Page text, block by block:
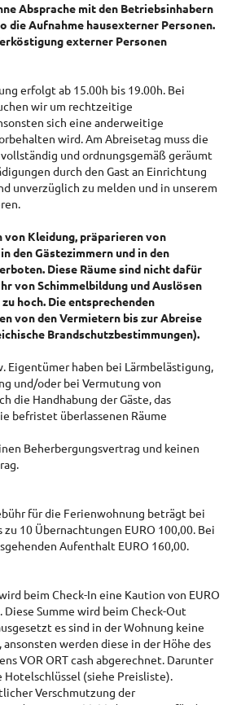
Absprache mit den Betriebsinhabern
die Aufnahme hausexterner Personen.
externer Personen
erfolgt ab 15.00h bis 19.00h. Bei
wir um rechtzeitige
sich eine anderweitige
wird. Am Abreisetag muss die
und ordnungsgemäß geräumt
durch den Gast an Einrichtung
unverzüglich zu melden und in unserem
von Kleidung, präparieren von
den Gästezimmern und in den
Diese Räume sind nicht dafür
von Schimmelbildung und Auslösen
hoch. Die entsprechenden
von den Vermietern bis zur Abreise
Brandschutzbestimmungen).
Eigentümer haben bei Lärmbelästigung,
und/oder bei Vermutung von
die Handhabung der Gäste, das
befristet überlassenen Räume
Beherbergungsvertrag und keinen
für die Ferienwohnung beträgt bei
10 Übernachtungen EURO 100,00. Bei
Aufenthalt EURO 160,00.
beim Check-In eine Kaution von EURO
Diese Summe wird beim Check-Out
es sind in der Wohnung keine
werden diese in der Höhe des
VOR ORT cash abgerechnet. Darunter
Hotelschlüssel (siehe Preisliste).
Verschmutzung der